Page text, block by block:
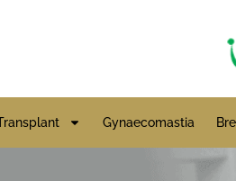
Gynaecomastia